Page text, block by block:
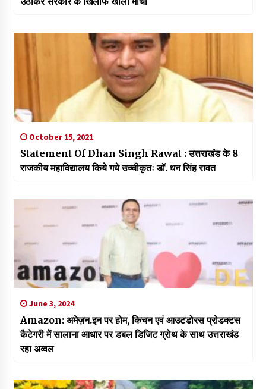
October 15, 2021
Statement Of Dhan Singh Rawat : उत्तराखंड के 8
राजकीय महाविद्यालय किये गये उच्चीकृतः डॉ. धन सिंह रावत
June 3, 2024
Amazon: अमेज़न.इन पर होम, किचन एवं आउटडोरस प्रोडक्टस
कैटेगरी में सालाना आधार पर डबल डिजिट ग्रोथ के साथ उत्तराखंड
रहा अव्वल